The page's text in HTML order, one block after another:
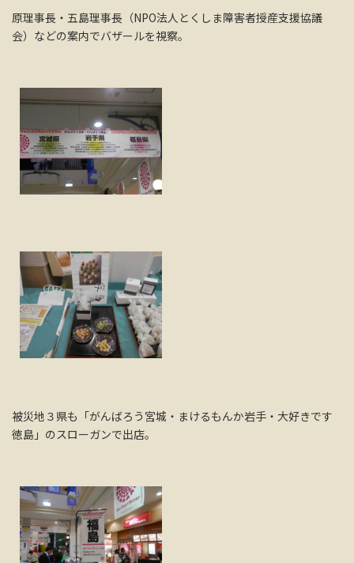
原理事長・五島理事長（NPO法人とくしま障害者授産支援協議
会）などの案内でバザールを視察。
被災地３県も「がんばろう宮城・まけるもんか岩手・大好きです
徳島」のスローガンで出店。